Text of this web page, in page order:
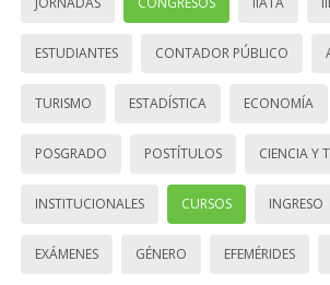
ESTUDIANTES CONTADOR PÚBLICO
TURISMO ESTADÍSTICA ECONOMÍA
POSGRADO POSTÍTULOS CIENCIA Y
INSTITUCIONALES CURSOS INGRESO
EXÁMENES GÉNERO EFEMÉRIDES